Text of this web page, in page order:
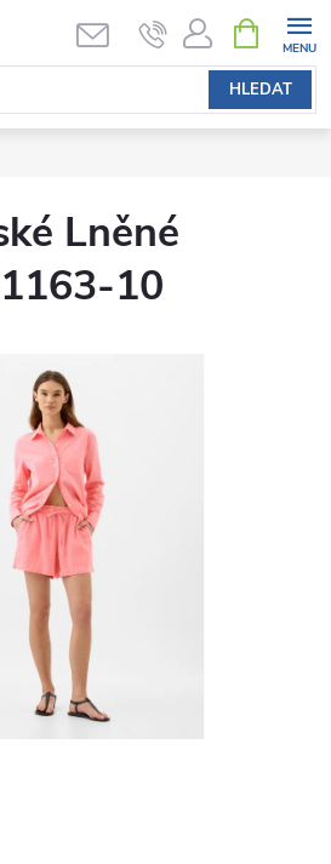
HLEDAT
NÁKUPNÍ
KOŠÍK
Lněné
10